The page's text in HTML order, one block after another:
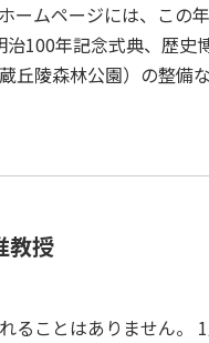
ームページには、この
100年記念式典、歴史
丘陵森林公園）の整備
教授
ることはありません。